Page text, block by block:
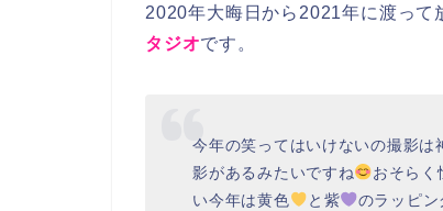
2020年大晦日から2021年に渡って
タジオです。
今年の笑ってはいけないの撮影
影があるみたいですね
おそらく
い今年は黄色
と紫
のラッピ